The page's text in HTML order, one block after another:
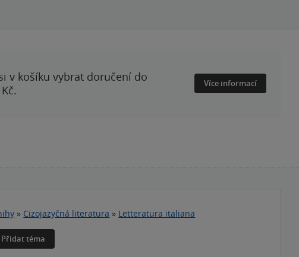
v košíku vybrat doručení do
Více informací
» Cizojazyčná literatura » Letteratura italiana
Přidat téma